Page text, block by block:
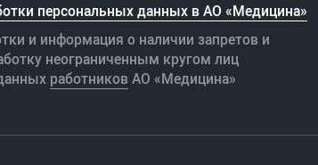
персональных данных в АО «Медицина»
и информация о наличии запретов и
неограниченным кругом лиц
работниковАО «Медицина»